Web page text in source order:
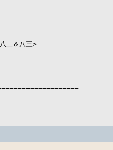
二＆八三>